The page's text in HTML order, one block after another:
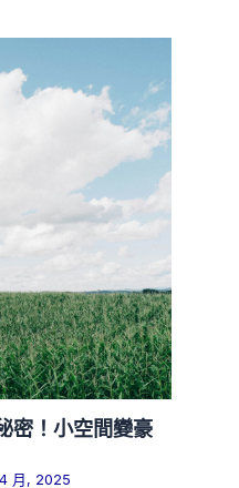
密！小空間變豪
月, 2025